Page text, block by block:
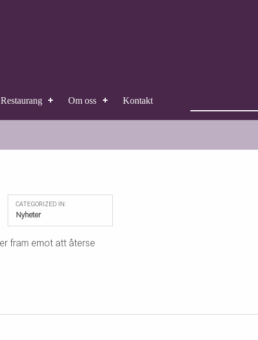
Restaurang Om oss Kontakt
CATEGORIZED IN:
Nyheter
fram emot att återse